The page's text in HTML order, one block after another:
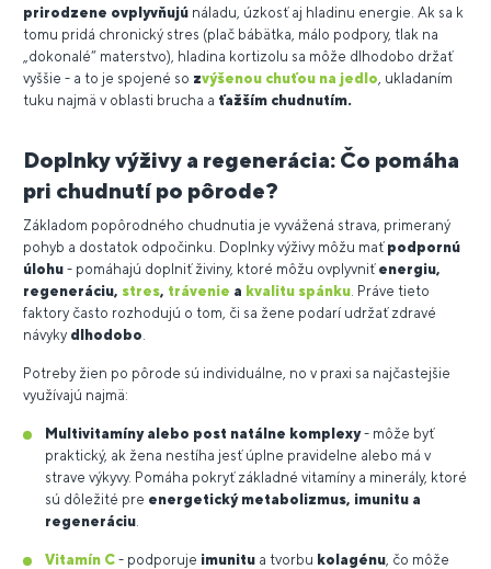
prirodzene ovplyvňujú náladu, úzkosť aj hladinu energie. Ak sa k
tomu pridá chronický stres (plač bábätka, málo podpory, tlak na
„dokonalé“ materstvo), hladina kortizolu sa môže dlhodobo držať
vyššie - a to je spojené so zvýšenou chuťou na jedlo , ukladaním
tuku najmä v oblasti brucha a ťažším chudnutím.
Doplnky výživy a regenerácia: Čo pomáha
pri chudnutí po pôrode?
Základom popôrodného chudnutia je vyvážená strava, primeraný
pohyb a dostatok odpočinku. Doplnky výživy môžu mať podpornú
úlohu - pomáhajú doplniť živiny, ktoré môžu ovplyvniť energiu,
regeneráciu, stres, trávenie a kvalitu spánku . Práve tieto
faktory často rozhodujú o tom, či sa žene podarí udržať zdravé
návyky dlhodobo
Potreby žien po pôrode sú individuálne, no v praxi sa najčastejšie
využívajú najmä:
Multivitamíny alebo post natálne komplexy- môže byť
praktický, ak žena nestíha jesť úplne pravidelne alebo má v
strave výkyvy. Pomáha pokryť základné vitamíny a minerály, ktoré
sú dôležité pre energetický metabolizmus, imunitu a
regeneráciu
Vitamín C - podporuje imunitu a tvorbu kolagénu , čo môže